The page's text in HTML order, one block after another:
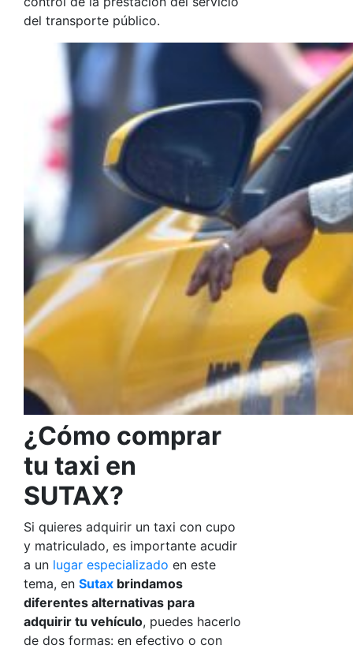
del transporte público.
¿Cómo comprar
tu taxi en
SUTAX?
Si quieres adquirir un taxi con cupo
y matriculado, es importante acudir
a un lugar especializado en este
tema, en Sutax brindamos
diferentes alternativas para
adquirir tu vehículo, puedes hacerlo
de dos formas: en efectivo o con